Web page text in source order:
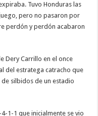
Tuvo Honduras las
pero no pasaron por
perdón y perdón acabaron
Dery Carrillo en el once
del estratega catracho que
silbidos de un estadio
1-1 que inicialmente se vio